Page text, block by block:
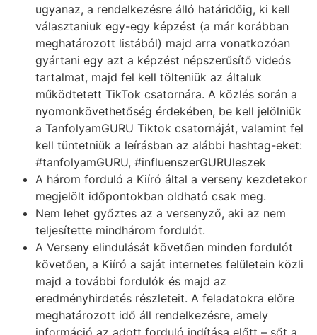
ugyanaz, a rendelkezésre álló határidőig, ki kell
választaniuk egy-egy képzést (a már korábban
meghatározott listából) majd arra vonatkozóan
gyártani egy azt a képzést népszerűsítő videós
tartalmat, majd fel kell tölteniük az általuk
működtetett TikTok csatornára. A közlés során a
nyomonkövethetőség érdekében, be kell jelölniük
a TanfolyamGURU Tiktok csatornáját, valamint fel
kell tüntetniük a leírásban az alábbi hashtag-eket:
#tanfolyamGURU, #influenszerGURUleszek
A három forduló a Kiíró által a verseny kezdetekor
megjelölt időpontokban oldható csak meg.
Nem lehet győztes az a versenyző, aki az nem
teljesítette mindhárom fordulót.
A Verseny elindulását követően minden fordulót
követően, a Kiíró a saját internetes felületein közli
majd a további fordulók és majd az
eredményhirdetés részleteit. A feladatokra előre
meghatározott idő áll rendelkezésre, amely
információ az adott forduló indítása előtt – sőt a